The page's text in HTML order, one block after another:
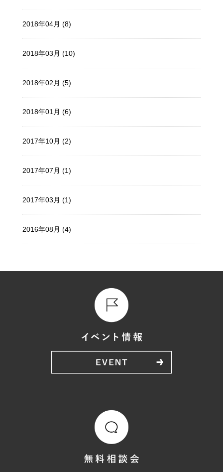
2018年04月 (8)
2018年03月 (10)
2018年02月 (5)
2018年01月 (6)
2017年10月 (2)
2017年07月 (1)
2017年03月 (1)
2016年08月 (4)